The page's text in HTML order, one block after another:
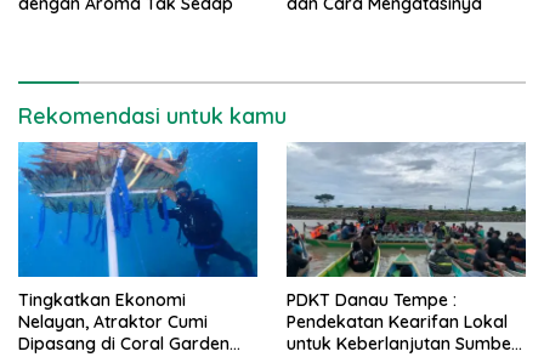
Rekomendasi untuk kamu
Tingkatkan Ekonomi
Nelayan, Atraktor Cumi
Dipasang di Coral Garden
PDKT Danau Tempe :
Pendekatan Kearifan Lokal
untuk Keberlanjutan Sumber